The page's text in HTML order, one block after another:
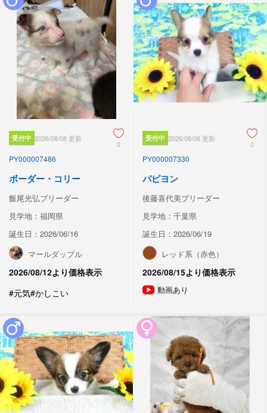
受付中 2026/08/08 更新
0
PY000007486
ボーダー・コリー
飯尾光弘ブリーダー
見学地：福岡県
誕生日：2026/06/16
マールダップル
2026/08/12より価格表示
#元気#かしこい
受付中 2026/08/08 更新
0
PY000007330
パピヨン
後藤喜代美ブリーダー
見学地：千葉県
誕生日：2026/06/19
レッド系（赤色）
2026/08/15より価格表示
動画あり